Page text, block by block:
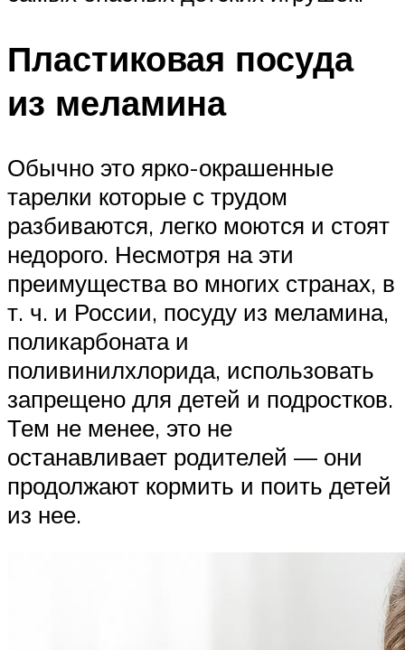
Пластиковая посуда
из меламина
Обычно это ярко-окрашенные
тарелки которые с трудом
разбиваются, легко моются и стоят
недорого. Несмотря на эти
преимущества во многих странах, в
т. ч. и России, посуду из меламина,
поликарбоната и
поливинилхлорида, использовать
запрещено для детей и подростков.
Тем не менее, это не
останавливает родителей — они
продолжают кормить и поить детей
из нее.